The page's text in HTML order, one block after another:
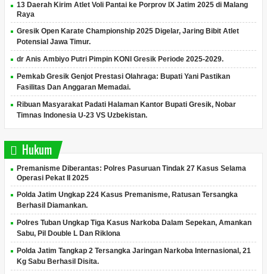
13 Daerah Kirim Atlet Voli Pantai ke Porprov IX Jatim 2025 di Malang
Raya
Gresik Open Karate Championship 2025 Digelar, Jaring Bibit Atlet
Potensial Jawa Timur.
dr Anis Ambiyo Putri Pimpin KONI Gresik Periode 2025-2029.
Pemkab Gresik Genjot Prestasi Olahraga: Bupati Yani Pastikan
Fasilitas Dan Anggaran Memadai.
Ribuan Masyarakat Padati Halaman Kantor Bupati Gresik, Nobar
Timnas Indonesia U-23 VS Uzbekistan.
Hukum
Premanisme Diberantas: Polres Pasuruan Tindak 27 Kasus Selama
Operasi Pekat II 2025
Polda Jatim Ungkap 224 Kasus Premanisme, Ratusan Tersangka
Berhasil Diamankan.
Polres Tuban Ungkap Tiga Kasus Narkoba Dalam Sepekan, Amankan
Sabu, Pil Double L Dan Riklona
Polda Jatim Tangkap 2 Tersangka Jaringan Narkoba Internasional, 21
Kg Sabu Berhasil Disita.